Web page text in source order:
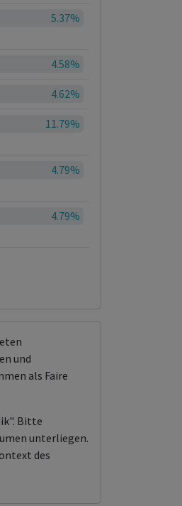
5.37%
4.58%
4.62%
11.79%
4.79%
4.79%
und
als Faire
Bitte
unterliegen.
des